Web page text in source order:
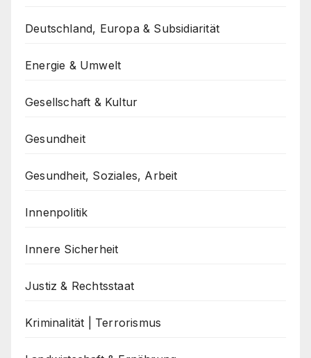
Deutschland, Europa & Subsidiarität
Energie & Umwelt
Gesellschaft & Kultur
Gesundheit
Gesundheit, Soziales, Arbeit
Innenpolitik
Innere Sicherheit
Justiz & Rechtsstaat
Kriminalität | Terrorismus